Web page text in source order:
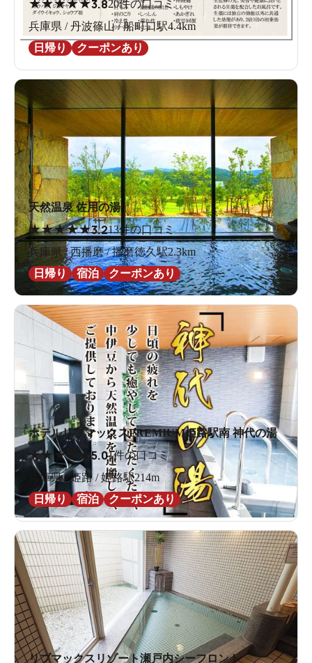
★★★★★3.820件の口コミ
兵庫県 / 丹波篠山 / 船町口駅4.4km
日帰り
クーポンあり
天然温泉 佐用の湯
★★★★★3.213件の口コミ
兵庫県 / 西播磨 / 播磨徳久駅2.3km
日帰り
宿泊 クーポンあり
ホテルリブマックスPREMIUM姫路駅南 神代の湯
★★★★ ★ 5.01件の口コミ
兵庫県 / 姫路 / 姫路駅214m
日帰り
宿泊 クーポンあり
リブマックスリゾート瀬戸内シーフロント